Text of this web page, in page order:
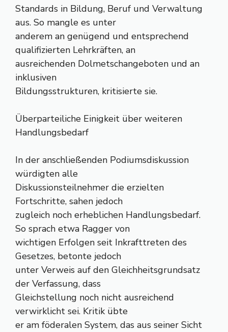
Standards in Bildung, Beruf und Verwaltung
aus. So mangle es unter
anderem an genügend und entsprechend
qualifizierten Lehrkräften, an
ausreichenden Dolmetschangeboten und an
inklusiven
Bildungsstrukturen, kritisierte sie.
Überparteiliche Einigkeit über weiteren
Handlungsbedarf
In der anschließenden Podiumsdiskussion
würdigten alle
Diskussionsteilnehmer die erzielten
Fortschritte, sahen jedoch
zugleich noch erheblichen Handlungsbedarf.
So sprach etwa Ragger von
wichtigen Erfolgen seit Inkrafttreten des
Gesetzes, betonte jedoch
unter Verweis auf den Gleichheitsgrundsatz
der Verfassung, dass
Gleichstellung noch nicht ausreichend
verwirklicht sei. Kritik übte
er am föderalen System, das aus seiner Sicht